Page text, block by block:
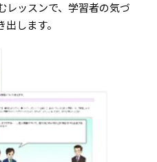
レッスンで、学習者の気づ
します。